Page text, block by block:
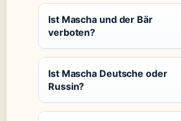
Ist Mascha und der Bär
verboten?
Ist Mascha Deutsche oder
Russin?